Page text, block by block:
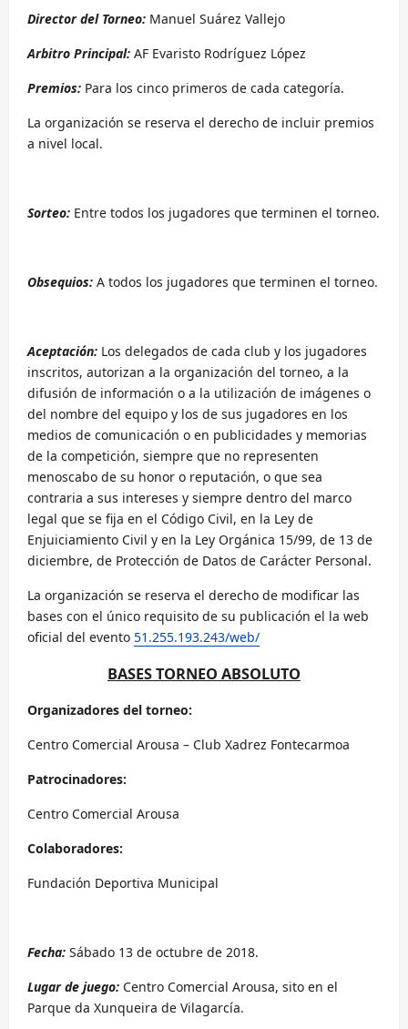
Director del Torneo: Manuel Suárez Vallejo
Arbitro Principal: AF Evaristo Rodríguez López
Premios: Para los cinco primeros de cada categoría.
La organización se reserva el derecho de incluir premios
a nivel local.
Sorteo: Entre todos los jugadores que terminen el torneo.
Obsequios: A todos los jugadores que terminen el torneo.
Aceptación: Los delegados de cada club y los jugadores
inscritos, autorizan a la organización del torneo, a la
difusión de información o a la utilización de imágenes o
del nombre del equipo y los de sus jugadores en los
medios de comunicación o en publicidades y memorias
de la competición, siempre que no representen
menoscabo de su honor o reputación, o que sea
contraria a sus intereses y siempre dentro del marco
legal que se fija en el Código Civil, en la Ley de
Enjuiciamiento Civil y en la Ley Orgánica 15/99, de 13 de
diciembre, de Protección de Datos de Carácter Personal.
La organización se reserva el derecho de modificar las
bases con el único requisito de su publicación el la web
oficial del evento 51.255.193.243/web/
BASES TORNEO ABSOLUTO
Organizadores del torneo:
Centro Comercial Arousa – Club Xadrez Fontecarmoa
Patrocinadores:
Centro Comercial Arousa
Colaboradores:
Fundación Deportiva Municipal
Fecha: Sábado 13 de octubre de 2018.
Lugar de juego: Centro Comercial Arousa, sito en el
Parque da Xunqueira de Vilagarcía.